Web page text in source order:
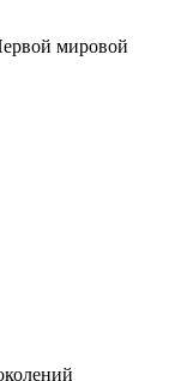
мировой